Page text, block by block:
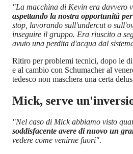
"La macchina di Kevin era davvero
aspettando la nostra opportunità
stop, lavorando sull'undercut o
inseguire il gruppo. Era riuscito a
avuto una perdita d'acqua dal
Ritiro per problemi tecnici, dopo le
e al cambio con Schumacher al
tedesco non maschera una certa
Mick, serve
"Nel caso di Mick abbiamo visto
soddisfacente avere di nuovo un
vedere come venirne fuori".